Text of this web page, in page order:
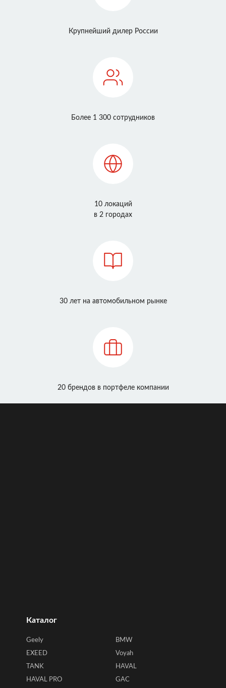
Крупнейший дилер России
Более 1 300 сотрудников
10 локаций
в 2 городах
30 лет на автомобильном рынке
20 брендов в портфеле компании
Каталог
Geely
BMW
EXEED
Voyah
TANK
HAVAL
HAVAL PRO
GAC